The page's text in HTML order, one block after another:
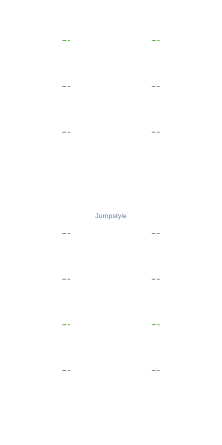
Jumpstyle